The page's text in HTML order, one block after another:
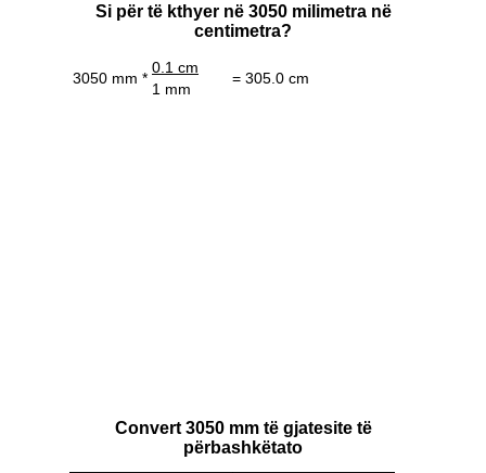
Si për të kthyer në 3050 milimetra në
centimetra?
3050 mm *
0.1 cm
= 305.0 cm
1 mm
Convert 3050 mm të gjatesite të
përbashkëtato